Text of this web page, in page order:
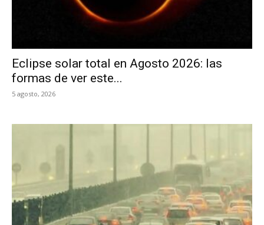
Eclipse solar total en Agosto 2026: las
formas de ver este...
5 agosto, 2026